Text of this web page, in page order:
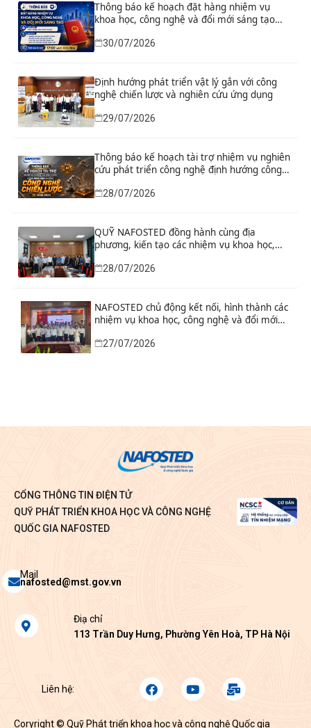
Thông báo kế hoạch đặt hàng nhiệm vụ
khoa học, công nghệ và đổi mới sáng tạo
“Nghiên cứu khoa học tổng kết thi hành, đề
xuất sửa đổi, bổ sung toàn diện Hiến pháp
30/07/2026
Định hướng phát triển vật lý gắn với công
nghệ chiến lược và nghiên cứu ứng dụng
29/07/2026
Thông báo kế hoạch tài trợ nhiệm vụ nghiên
cứu phát triển công nghệ định hướng công
nghệ chiến lược năm 2026
28/07/2026
QUỸ NAFOSTED đồng hành cùng địa
phương, kiến tạo các nhiệm vụ khoa học,
phát triển thực tiễn
28/07/2026
NAFOSTED chủ động kết nối, hình thành các
nhiệm vụ khoa học, công nghệ và đổi mới
Bình
27/07/2026
CỔNG THÔNG TIN ĐIỆN TỬ
QUỸ PHÁT TRIỂN KHOA HỌC VÀ CÔNG NGHỆ
QUỐC GIA NAFOSTED
Envelope
Mail
nafosted@mst.gov.vn
Map-
marker-
Điạ chỉ
113 Trần Duy Hưng, Phường Yên Hoà, TP Hà Nội
Liên hệ: FacebookYoutubeMail-
bulk
Coryright © Quỹ Phát triển khoa học và công nghệ Quốc gia